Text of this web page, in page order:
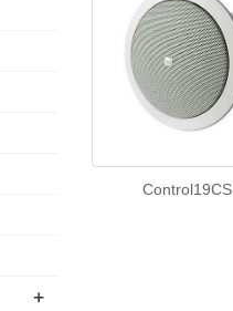
Control19CS
+